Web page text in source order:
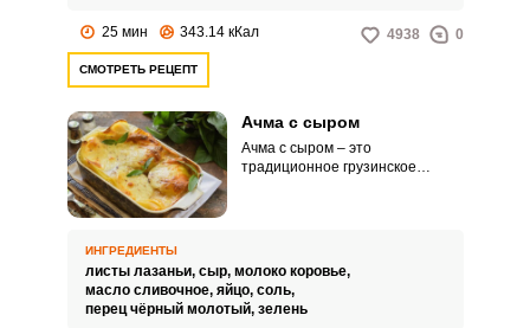
25 мин 343.14 кКал 4938 0
СМОТРЕТЬ РЕЦЕПТ
Ачма с сыром
Ачма с сыром – это
традиционное грузинское
структуру, где тесто и сыр
чередуются, а сверху обычно
наносится сырный соус.
ИНГРЕДИЕНТЫ
листы лазаньи, сыр, молоко коровье,
масло сливочное, яйцо, соль,
перец чёрный молотый, зелень